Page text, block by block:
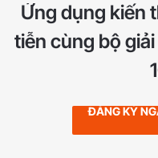
Ứng dụng kiến
tiễn cùng bộ
ĐĂNG KÝ